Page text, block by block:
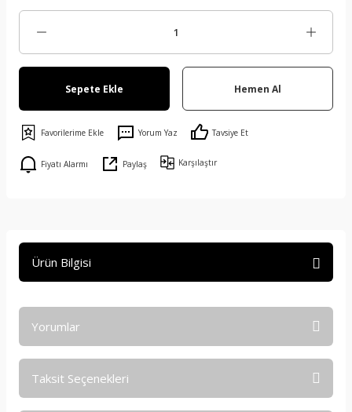
Sepete Ekle Hemen Al
Yorum Yaz Tavsiye Et
Fiyatı Alarmı Paylaş Karşılaştır
Ürün Bilgisi
Yorumlar
Taksit Seçenekleri